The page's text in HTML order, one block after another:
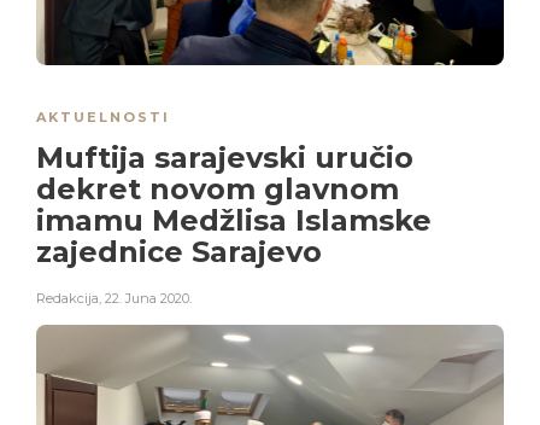
AKTUELNOSTI
Muftija sarajevski uručio
dekret novom glavnom
imamu Medžlisa Islamske
zajednice Sarajevo
Redakcija, 22. Juna 2020.